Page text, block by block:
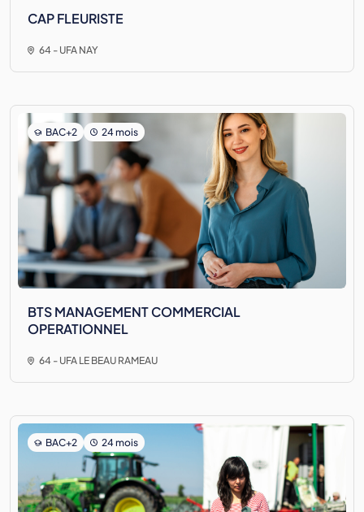
CAP FLEURISTE
64 - UFA NAY
BAC+2 24 mois
BTS MANAGEMENT COMMERCIAL
OPERATIONNEL
64 - UFA LE BEAU RAMEAU
BAC+2 24 mois